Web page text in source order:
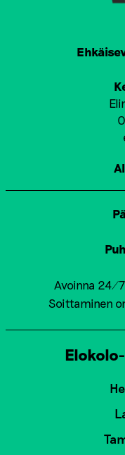
Avoinna 24/
Soittaminen